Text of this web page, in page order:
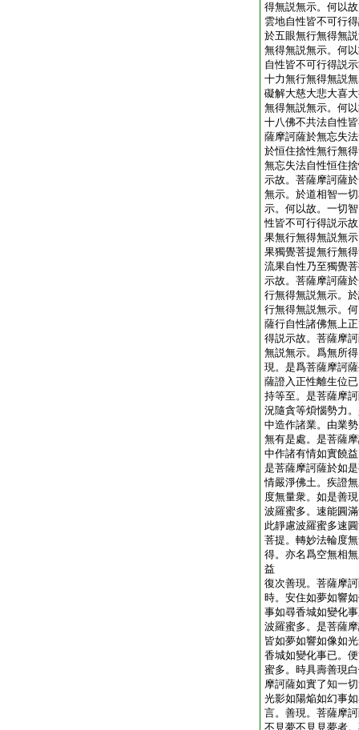
得無説無示。何以
雲地自性皆不可行
於五眼無行無得無
無得無説無示。何
自性皆不可行得説
十力無行無得無説
礙解大慈大悲大喜
無得無説無示。何
十八佛不共法自性
薩摩訶薩於無忘失
於恒住捨性無行無
無忘失法自性恒住
示故。菩薩摩訶薩
無示。於道相智一
示。何以故。一切
性皆不可行得説示
果無行無得無説無
果獨覺菩提無行無
流果自性乃至獨覺
示故。菩薩摩訶薩
行無得無説無示。
行無得無説無示。
薩行自性諸佛無上
得説示故。菩薩摩
無説無示。爲無所
現。是爲菩薩摩訶
薩證入正性離生位
持等至。是菩薩摩
況隨貪等煩惱勢力
中造作諸業。由業
無有是處。是菩薩
中作諸有情如實饒
是菩薩摩訶薩於如
情嚴淨佛土。疾證
度無量衆。如是善
波羅蜜多。速能圓
此靜慮波羅蜜多速
菩提。轉妙法輪度
得。亦名爲空無相
益
復次善現。菩薩摩
時。安住如夢如響
事如尋香城如變化
波羅蜜多。是菩薩
皆如夢如響如像如
香城如變化事已。
蜜多。時具壽善現
摩訶薩如實了知一
光影如陽焔如幻事
言。善現。菩薩摩
不見夢不見見夢者